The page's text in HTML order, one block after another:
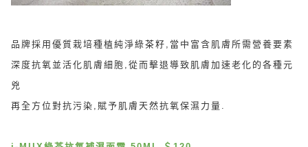
品牌採用優質栽培種植純淨綠茶籽,當中富含肌膚所需營養要素
深度抗氧並活化肌膚細胞,從而擊退導致肌膚加速老化的各種元
兇
再全方位對抗污染,賦予肌膚天然抗氧保濕力量.